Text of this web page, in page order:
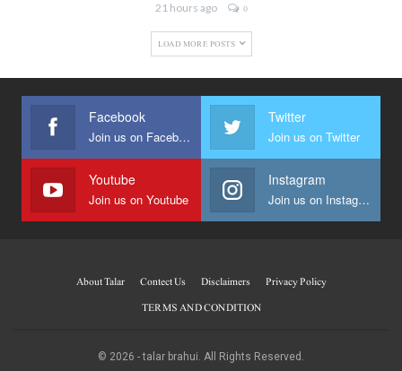
21 hours ago 0
LOAD MORE POSTS
Facebook
Join us on Facebook
Twitter
Join us on Twitter
Youtube
Join us on Youtube
Instagram
Join us on Instagram
About Talar Contect Us Disclaimers
Privacy Policy
TERMS AND CONDITION
© 2026 - talar brahui. All Rights Reserved.